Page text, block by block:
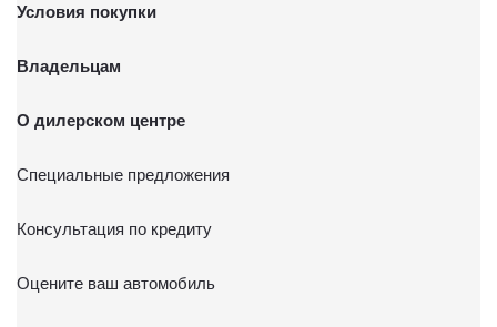
Условия покупки
Владельцам
О дилерском центре
Специальные предложения
Консультация по кредиту
Оцените ваш автомобиль